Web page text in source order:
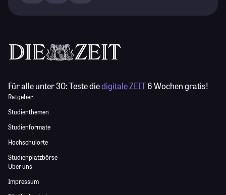
Für alle unter 30:Teste diedigitale ZEIT6 Wochen gratis!
Ratgeber
Studienthemen
Studienformate
Hochschulorte
Studienplatzbörse
Über uns
Impressum